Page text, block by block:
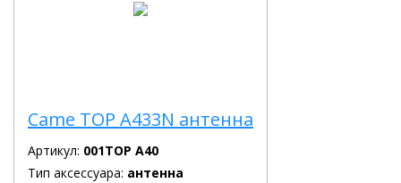
Came TOP A433N антенна
Артикул: 001TOP A40
Тип аксессуара: антенна